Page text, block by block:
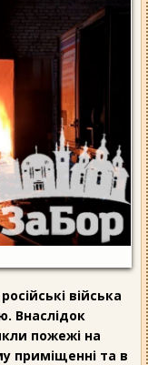
війська
Внаслідок
пожежі на
приміщенні та в